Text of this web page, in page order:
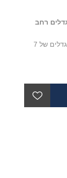
רחב
גיגית פלסטיק רב שימושית לכל מטרה במגוון גדלים של 7